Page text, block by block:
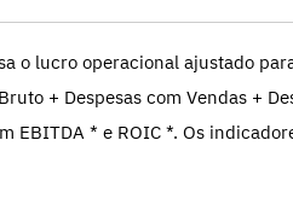
o lucro operacional ajustado
+ Despesas com Vendas +
EBITDA * e ROIC *. Os